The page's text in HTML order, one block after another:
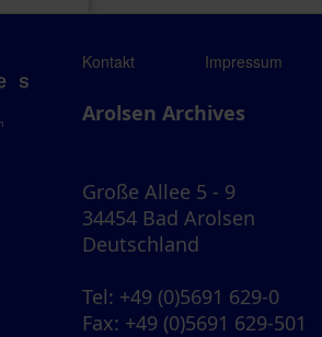
Kontakt Impressum
Arolsen Archives
Große Allee 5 - 9
34454 Bad Arolsen
Deutschland
Tel: +49 (0)5691 629-0
Fax: +49 (0)5691 629-501